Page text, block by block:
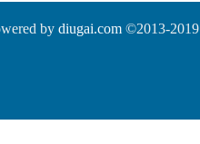
by diugai.com ©2013-2019